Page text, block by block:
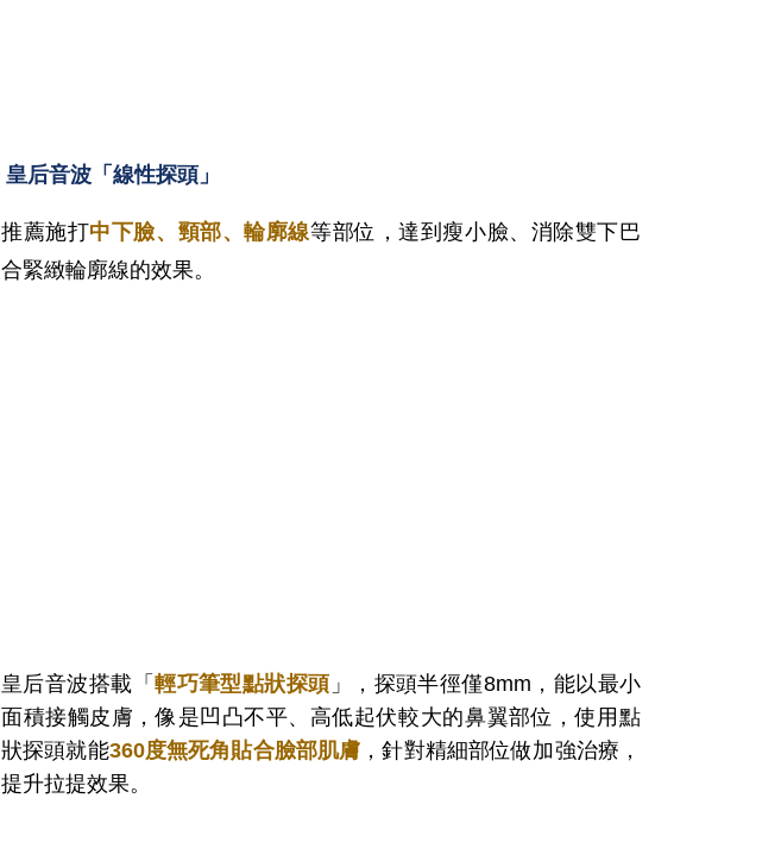
皇后音波「線性探頭」
推薦施打中下臉、頸部、輪廓線等部位，達到瘦小臉、消除雙下巴
合緊緻輪廓線的效果。
皇后音波搭載「輕巧筆型點狀探頭」，探頭半徑僅8mm，能以最小
面積接觸皮膚，像是凹凸不平、高低起伏較大的鼻翼部位，使用點
狀探頭就能360度無死角貼合臉部肌膚 ，針對精細部位做加強治療，
提升拉提效果。